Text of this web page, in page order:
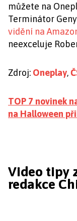
můžete na
Terminátor
vidění na
neexceluje
Zdroj: Oneplay,
TOP 7 novinek
na Halloween
Video tipy
redakce